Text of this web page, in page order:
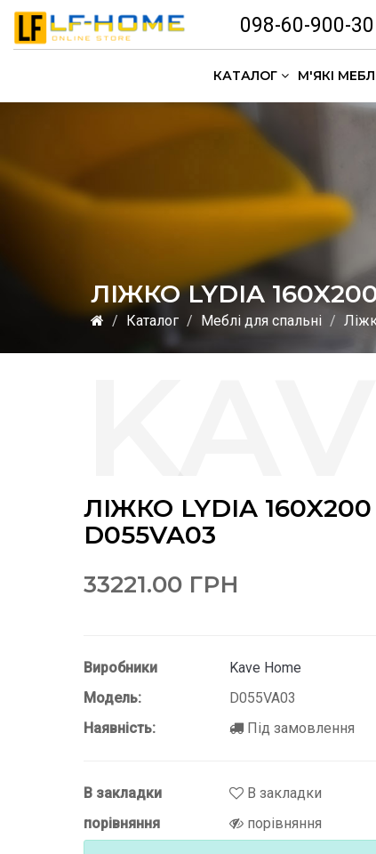
098-60-900-30
КАТАЛОГ М'ЯКІ
ЛІЖКО LYDIA
Каталог Меблі для спальні
ЛІЖКО LYDIA 160X200
D055VA03
33221.00 ГРН
Виробники
Kave Home
Модель:
D055VA03
Наявність:
Під замовлення
В закладки
В закладки
порівняння
порівняння